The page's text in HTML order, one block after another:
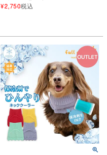
¥2,750税込